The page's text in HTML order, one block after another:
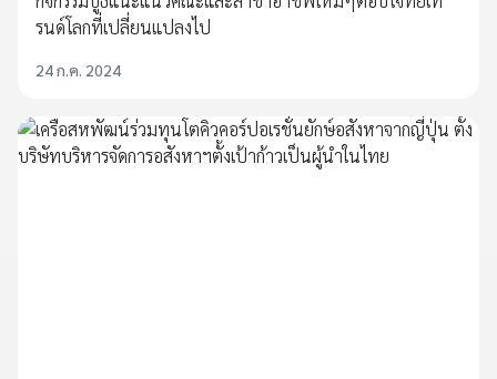
รนด์โลกที่เปลี่ยนแปลงไป
24 ก.ค. 2024